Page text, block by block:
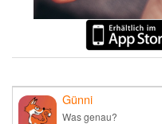
Günni
Was genau?